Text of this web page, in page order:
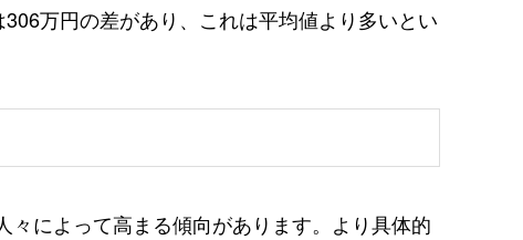
万円の差があり、これは平均値より多いとい
によって高まる傾向があります。より具体的